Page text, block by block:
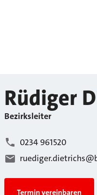
Rüdiger
Bezirksleiter
0234 961520
Termin vereinbaren